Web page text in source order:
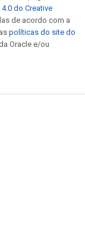
do Creative
de acordo com a
políticas do site do
Oracle e/ou